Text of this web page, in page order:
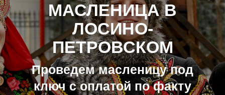
МАСЛЕНИЦА В
ЛОСИНО-
ПЕТРОВСКОМ
Проведем масленицу под
ключ с оплатой по факту